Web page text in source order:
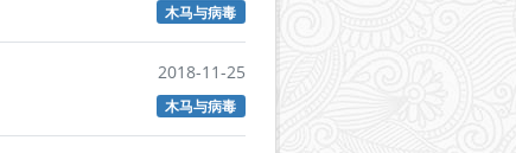
木马与病毒
2018-11-25
木马与病毒